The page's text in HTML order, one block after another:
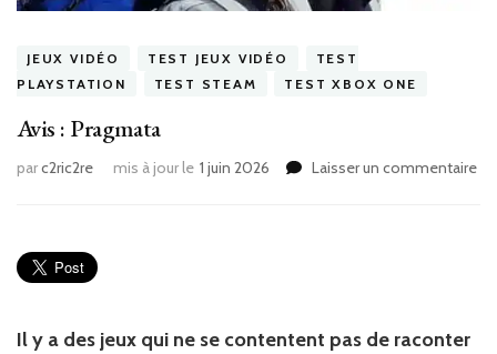
JEUX VIDÉO TEST JEUX VIDÉO
TEST
PLAYSTATION
TEST STEAM TEST XBOX ONE
Avis : Pragmata
parc2ric2re mis à jour le 1 juin 2026 Laisser un commentairesur
Il y a des jeux qui ne se contentent pas de raconter